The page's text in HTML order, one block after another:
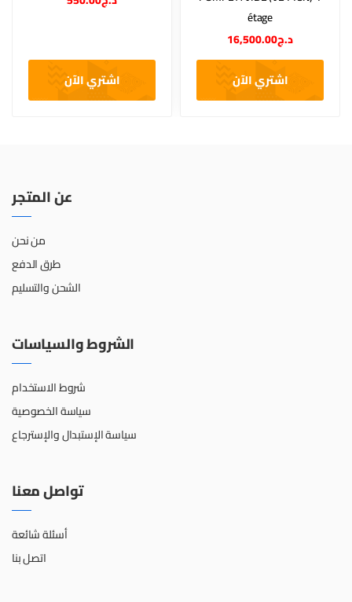
اشتري الآن
étage
د.ج16,500.00
اشتري الآن
عن المتجر
من نحن
طرق الدفع
الشحن والتسليم
الشروط والسياسات
شروط الاستخدام
سياسة الخصوصية
سياسة الإستبدال والإسترجاع
تواصل معنا
أسئلة شائعة
اتصل بنا